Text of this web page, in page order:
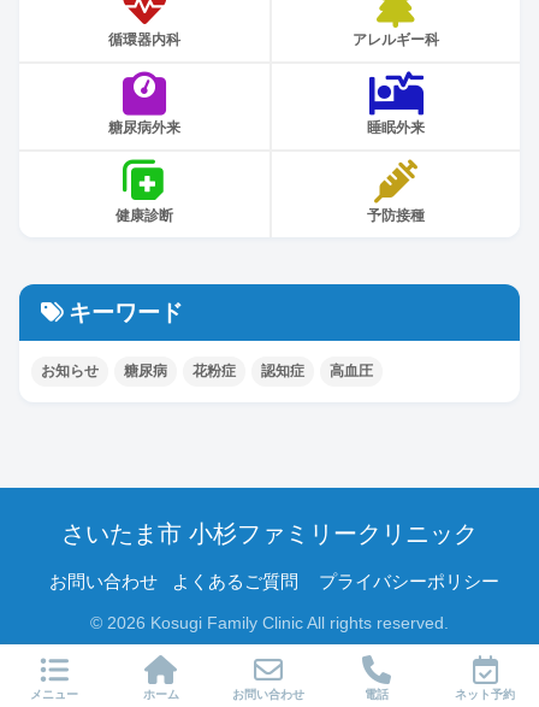
循環器内科 アレルギー科
糖尿病外来 睡眠外来
健康診断 予防接種
キーワード
お知らせ 糖尿病 花粉症 認知症 高血圧
さいたま市 小杉ファミリークリニック
お問い合わせ よくあるご質問 プライバシーポリシー
© 2026 Kosugi Family Clinic All rights reserved.
メニュー ホーム お問い合わせ 電話 ネット予約